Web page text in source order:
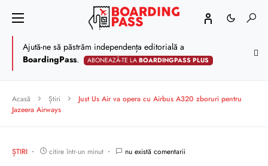
Ajută-ne să păstrăm independența editorială a
BoardingPass. ABONEAZĂ-TE LABOARDINGPASS PLUS
Acasă Știri
Just Us Air va opera cu Airbus A320 zboruri pentru
Jazeera Airways
ȘTIRI citire într-un minut nu există comentarii